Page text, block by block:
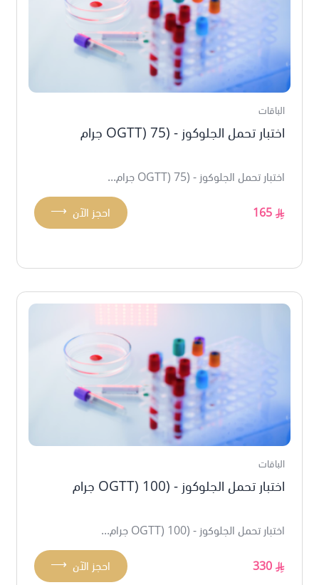
الباقات
اختبار تحمل الجلوكوز - (OGTT) 75 جرام
اختبار تحمل الجلوكوز - (OGTT) 75 جرام...
165
⟶ احجز الآن
الباقات
اختبار تحمل الجلوكوز - (OGTT) 100 جرام
اختبار تحمل الجلوكوز - (OGTT) 100 جرام...
330
⟶ احجز الآن